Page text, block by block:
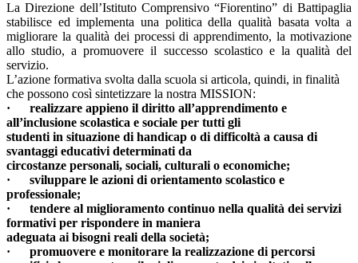
La Direzione dell’Istituto Comprensivo “Fiorentino” di Battipaglia
stabilisce ed implementa una politica della qualità basata volta a
migliorare la qualità dei processi di apprendimento, la motivazione
allo studio, a promuovere il successo scolastico e la qualità del
servizio.
L’azione formativa svolta dalla scuola si articola, quindi, in finalità
che possono così sintetizzare la nostra MISSION:
· realizzare appieno il diritto all’apprendimento e
all’inclusione scolastica e sociale per tutti gli
studenti in situazione di handicap o di difficoltà a causa di
svantaggi educativi determinati da
circostanze personali, sociali, culturali o economiche;
· sviluppare le azioni di orientamento scolastico e
professionale;
· tendere al miglioramento continuo nella qualità dei servizi
formativi per rispondere in maniera
adeguata ai bisogni reali della società;
· promuovere e monitorare la realizzazione di percorsi